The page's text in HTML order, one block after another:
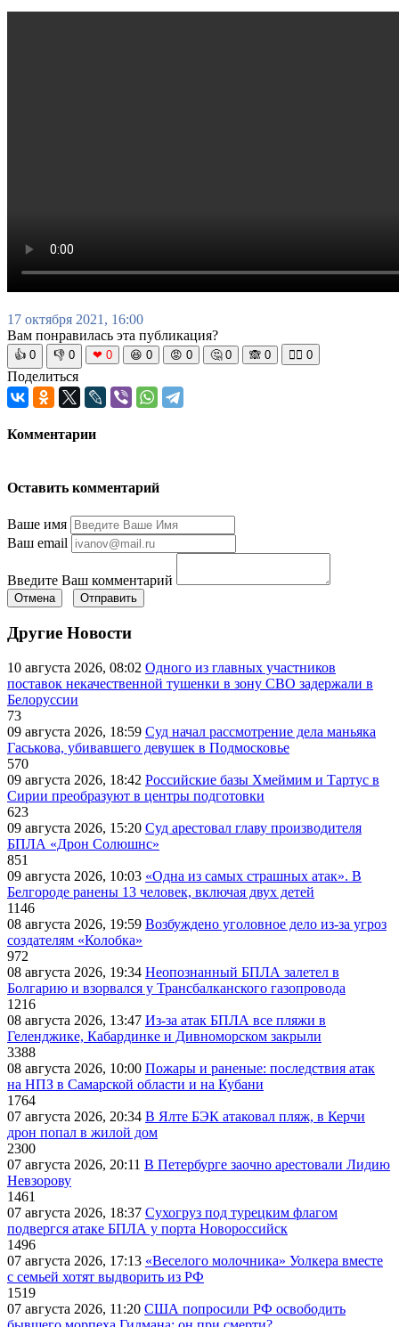
17 октября 2021, 16:00
Вам понравилась эта публикация?
👍 0 👎 0 ❤ 0 😆 0 😡 0 🤔 0 🙈 0 🧘‍♀️ 0
Поделиться
Комментарии
Оставить комментарий
Ваше имя
Ваш email
Введите Ваш комментарий
Отмена Отправить
Другие Новости
10 августа 2026, 08:02 Одного из главных участников
поставок некачественной тушенки в зону СВО задержали в
Белоруссии
73
09 августа 2026, 18:59 Суд начал рассмотрение дела маньяка
Гаськова, убивавшего девушек в Подмосковье
570
09 августа 2026, 18:42 Российские базы Хмеймим и Тартус в
Сирии преобразуют в центры подготовки
623
09 августа 2026, 15:20 Суд арестовал главу производителя
БПЛА «Дрон Солюшнс»
851
09 августа 2026, 10:03 «Одна из самых страшных атак». В
Белгороде ранены 13 человек, включая двух детей
1146
08 августа 2026, 19:59 Возбуждено уголовное дело из-за угроз
создателям «Колобка»
972
08 августа 2026, 19:34 Неопознанный БПЛА залетел в
Болгарию и взорвался у Трансбалканского газопровода
1216
08 августа 2026, 13:47 Из-за атак БПЛА все пляжи в
Геленджике, Кабардинке и Дивноморском закрыли
3388
08 августа 2026, 10:00 Пожары и раненые: последствия атак
на НПЗ в Самарской области и на Кубани
1764
07 августа 2026, 20:34 В Ялте БЭК атаковал пляж, в Керчи
дрон попал в жилой дом
2300
07 августа 2026, 20:11 В Петербурге заочно арестовали Лидию
Невзорову
1461
07 августа 2026, 18:37 Сухогруз под турецким флагом
подвергся атаке БПЛА у порта Новороссийск
1496
07 августа 2026, 17:13 «Веселого молочника» Уолкера вместе
с семьей хотят выдворить из РФ
1519
07 августа 2026, 11:20 США попросили РФ освободить